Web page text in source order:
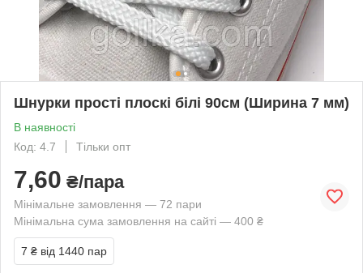
Шнурки прості плоскі білі 90см (Ширина 7 мм)
В наявності
Код: 4.7
Тільки опт
7,60 ₴/пара
Мінімальне замовлення — 72 пари
Мінімальна сума замовлення на сайті — 400 ₴
7 ₴ від 1440 пар